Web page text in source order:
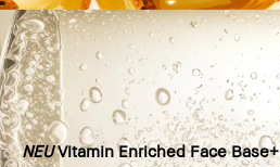
NEUVitamin Enriched Face Base+